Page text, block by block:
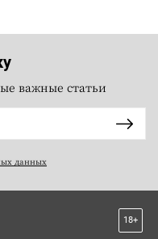
важные статьи
данных
18+